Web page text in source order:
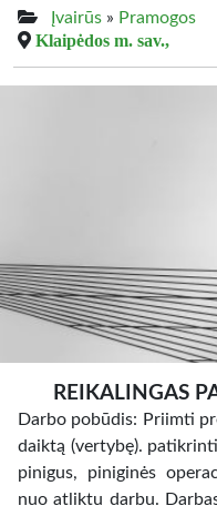
Įvairūs » Pramogos
Klaipėdos m. sav.,
REIKALINGAS
Darbo pobūdis: Priimti
daiktą (vertybę).
pinigus, piniginės
nuo atliktu darbu.